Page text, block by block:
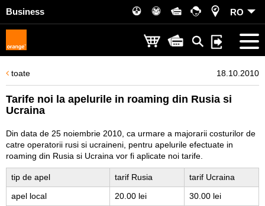
Business RO
toate 18.10.2010
Tarife noi la apelurile in roaming din Rusia si
Ucraina
Din data de 25 noiembrie 2010, ca urmare a majorarii costurilor de
catre operatorii rusi si ucraineni, pentru apelurile efectuate in
roaming din Rusia si Ucraina vor fi aplicate noi tarife.
tip de apel tarif Rusia
tarif Ucraina
apel local
20.00 lei
30.00 lei